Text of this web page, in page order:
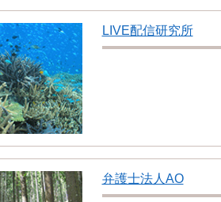
LIVE配信研究所
弁護士法人AO